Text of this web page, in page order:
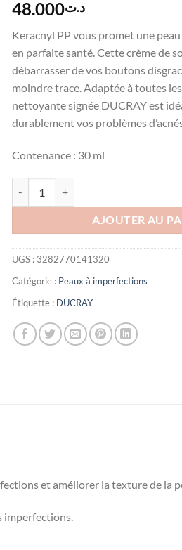
د.ت48.000
Keracnyl PP vous promet une
en parfaite santé. Cette crème de
débarrasser de vos boutons
moindre trace. Adaptée à toutes
nettoyante signée DUCRAY est
durablement vos problèmes
Contenance : 30 ml
AJOUTER AU
UGS : 3282770141320
Catégorie : Peaux à imperfections
Étiquette : DUCRAY
et améliorer la texture de la
imperfections.